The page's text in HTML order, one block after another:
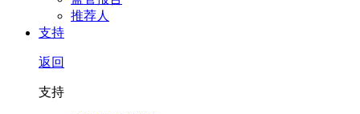
推荐人
支持
返回
支持